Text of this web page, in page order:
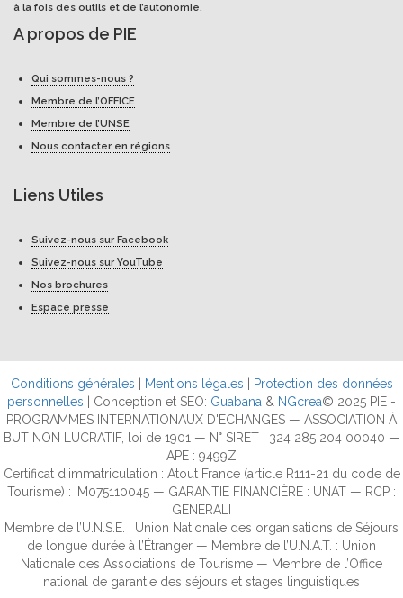
à la fois des outils et de l’autonomie.
A propos de PIE
Qui sommes-nous ?
Membre de l’OFFICE
Membre de l’UNSE
Nous contacter en régions
Liens Utiles
Suivez-nous sur Facebook
Suivez-nous sur YouTube
Nos brochures
Espace presse
Conditions générales Mentions légales
Protection des données
personnelles | Conception et SEO: Guabana & NGcrea© 2025 PIE -
PROGRAMMES INTERNATIONAUX D'ECHANGES — ASSOCIATION À
BUT NON LUCRATIF, loi de 1901 — N° SIRET : 324 285 204 00040 —
APE : 9499Z
Certificat d’immatriculation : Atout France (article R111-21 du code de
Tourisme) : IM075110045 — GARANTIE FINANCIÈRE : UNAT — RCP :
GENERALI
Membre de l’U.N.S.E. : Union Nationale des organisations de Séjours
de longue durée à l’Étranger — Membre de l’U.N.A.T. : Union
Nationale des Associations de Tourisme — Membre de l’Office
national de garantie des séjours et stages linguistiques